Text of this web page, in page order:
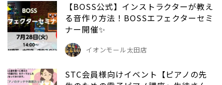
【BOSS公式】インストラクターが教え
る音作り方法！BOSSエフェクターセミ
ナー開催✨
イオンモール太田店
STC会員様向けイベント【ピアノの先